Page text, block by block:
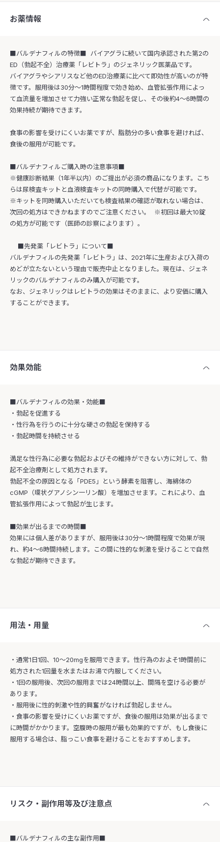
お薬情報
■バルデナフィルの特徴■ バイアグラに続いて国内承認された第2の
ED（勃起不全）治療薬「レビトラ」のジェネリック医薬品です。
バイアグラやシアリスなど他のED治療薬に比べて即効性が高いのが特
徴です。服用後は30分〜1時間程度で効き始め、血管拡張作用によっ
て血流量を増加させて力強い正常な勃起を促し、その後約4〜6時間の
効果持続が期待できます。
食事の影響を受けにくいお薬ですが、脂肪分の多い食事を避ければ、
食後の服用が可能です。
■バルデナフィルご購入時の注意事項■
※健康診断結果（1年半以内）のご提出が必須の商品になります。こち
らは尿検査キットと血液検査キットの同時購入で代替が可能です。
※キットを同時購入いただいても検査結果の確認が取れない場合は、
次回の処方はできかねますのでご注意ください。 ※初回は最大10錠
の処方が可能です（医師の診察によります）。
■先発薬「レビトラ」について■
バルデナフィルの先発薬「レビトラ」は、2021年に生産および入荷の
めどが立たないという理由で販売中止となりました。現在は、ジェネ
リックのバルデナフィルのみ購入が可能です。
なお、ジェネリックはレビトラの効果はそのままに、より安価に購入
することができます。
効果効能
■バルデナフィルの効果・効能■
・勃起を促進する
・性行為を行うのに十分な硬さの勃起を保持する
・勃起時間を持続させる
満足な性行為に必要な勃起およびその維持ができない方に対して、勃
起不全治療剤として処方されます。
勃起不全の原因となる「PDE5」という酵素を阻害し、海綿体の
cGMP（環状グアノシン一リン酸）を増加させます。これにより、血
管拡張作用によって勃起が生じます。
■効果が出るまでの時間■
効果には個人差がありますが、服用後は30分〜1時間程度で効果が現
れ、約4～6時間持続します。この間に性的な刺激を受けることで自然
な勃起が期待できます。
用法・用量
・通常1日1回、10〜20mgを服用できます。性行為のおよそ1時間前に
処方された1回量を水またはお湯で内服してください。
・1回の服用後、次回の服用までは24時間以上、間隔を空ける必要が
あります。
・服用後に性的刺激や性的興奮がなければ勃起しません。
・食事の影響を受けにくいお薬ですが、食後の服用は効果が出るまで
に時間がかかります。空腹時の服用が最も効果的ですが、もし食後に
服用する場合は、脂っこい食事を避けることをおすすめします。
リスク・副作用等及び注意点
■バルデナフィルの主な副作用■